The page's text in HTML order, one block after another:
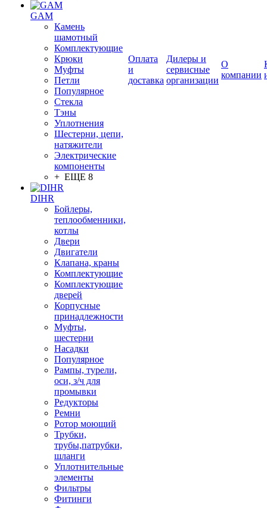
GAM
Камень
шамотный
Комплектующие
Крюки
Муфты
Петли
Популярное
Стекла
Тэны
Уплотнения
Шестерни, цепи,
натяжители
Электрические
компоненты
+ ЕЩЕ 8
DIHR
Бойлеры,
теплообменники,
котлы
Двери
Двигатели
Клапана, краны
Комплектующие
Комплектующие
дверей
Корпусные
принадлежности
Муфты,
шестерни
Насадки
Популярное
Рампы, турели,
оси, з/ч для
промывки
Редукторы
Ремни
Ротор моющий
Трубки,
трубы,патрубки,
шланги
Уплотнительные
элементы
Фильтры
Фитинги
Оплата
и
доставка
Дилеры и
сервисные
организации
О
компании